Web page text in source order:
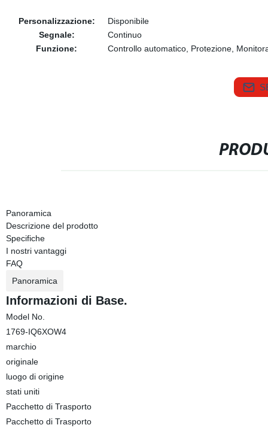
Personalizzazione:
Disponibile
Segnale:
Continuo
Funzione:
Controllo automatico, Protezione,
Panoramica
Descrizione del prodotto
Specifiche
I nostri vantaggi
FAQ
Panoramica
Informazioni di Base.
Model No.
1769-IQ6XOW4
marchio
originale
luogo di origine
stati uniti
Pacchetto di Trasporto
Pacchetto di Trasporto